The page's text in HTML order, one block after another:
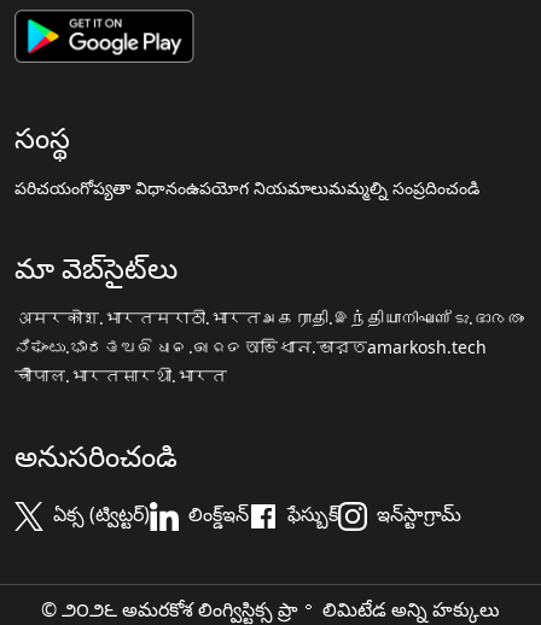
సంస్థ
పరిచయంగోప్యతా విధానంఉపయోగ నియమాలుమమ్మల్ని సంప్రదించండి
మా వెబ్‌సైట్‌లు
अमरकोश.भारतमराठी.भारतஅகராதி.இந்தியாനിഘണ്ടു.ഭാരതം
ನಿಘಂಟು.ಭಾರತ ଅଭିଧାନ.ଭାରତ অভিধান.ভারতamarkosh.tech
चौपाल.भारतसारथी.भारत
అనుసరించండి
ఏక్స (ట్విట్టర్) లింక్డ్ఇన్ ఫేస్బుక్ ఇన్‌స్టాగ్రామ్
© ౨౦౨౬ అమరకోశ లింగ్విస్టిక్స ప్రా॰ లిమిటేడ అన్ని హక్కులు